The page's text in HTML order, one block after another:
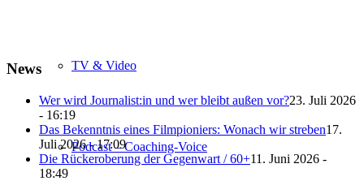
TV & Video
Podcast – Coaching-Voice
News
Wer wird Journalist:in und wer bleibt außen vor?23. Juli 2026
- 16:19
Das Bekenntnis eines Filmpioniers: Wonach wir streben17.
Juli 2026 - 17:09
Die Rückeroberung der Gegenwart / 60+11. Juni 2026 -
18:49